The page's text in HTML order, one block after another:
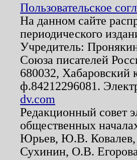
Пользовательское
На данном сайте
периодического
Учредитель:
Союза писателей
680032, Хабаровский
ф.84212296081.
dv.com
Редакционный совет
общественных
Юрьев, Ю.В.
Сухинин, О.В. Егорова